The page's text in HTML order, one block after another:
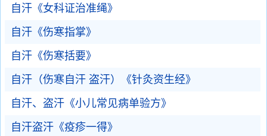
自汗《女科证治准绳》
自汗《伤寒指掌》
自汗《伤寒括要》
自汗（伤寒自汗 盗汗）《针灸资生经》
自汗、盗汗《小儿常见病单验方》
自汗盗汗《疫疹一得》